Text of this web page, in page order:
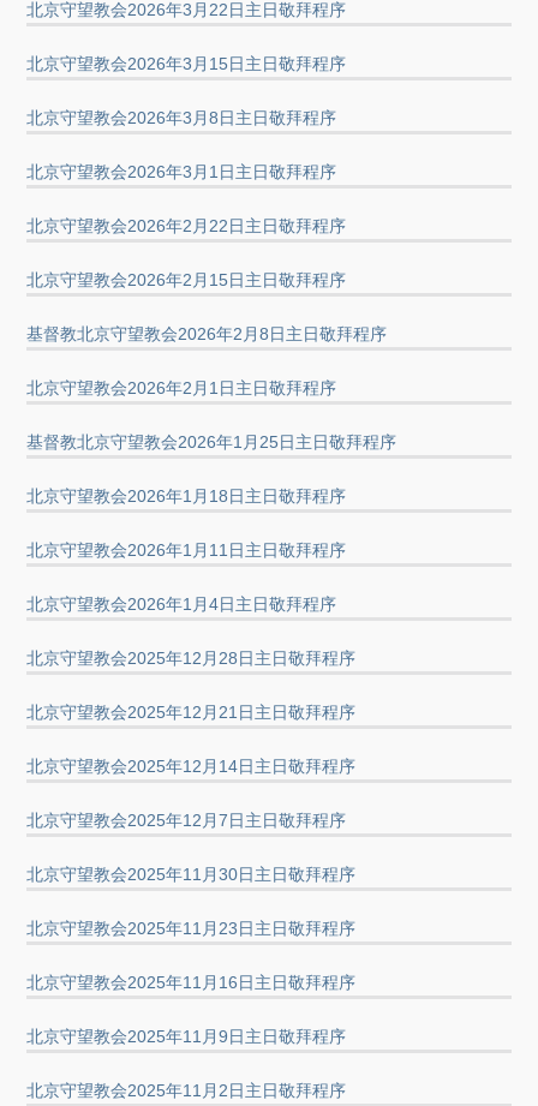
北京守望教会2026年3月22日主日敬拜程序
北京守望教会2026年3月15日主日敬拜程序
北京守望教会2026年3月8日主日敬拜程序
北京守望教会2026年3月1日主日敬拜程序
北京守望教会2026年2月22日主日敬拜程序
北京守望教会2026年2月15日主日敬拜程序
基督教北京守望教会2026年2月8日主日敬拜程序
北京守望教会2026年2月1日主日敬拜程序
基督教北京守望教会2026年1月25日主日敬拜程序
北京守望教会2026年1月18日主日敬拜程序
北京守望教会2026年1月11日主日敬拜程序
北京守望教会2026年1月4日主日敬拜程序
北京守望教会2025年12月28日主日敬拜程序
北京守望教会2025年12月21日主日敬拜程序
北京守望教会2025年12月14日主日敬拜程序
北京守望教会2025年12月7日主日敬拜程序
北京守望教会2025年11月30日主日敬拜程序
北京守望教会2025年11月23日主日敬拜程序
北京守望教会2025年11月16日主日敬拜程序
北京守望教会2025年11月9日主日敬拜程序
北京守望教会2025年11月2日主日敬拜程序